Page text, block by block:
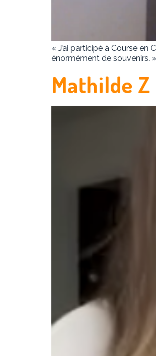
« J’ai participé à Course en
énormément de souvenirs. »
Mathilde Z